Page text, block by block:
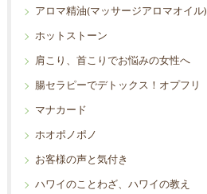
アロマ精油(マッサージアロマオイル)
ホットストーン
肩こり、首こりでお悩みの女性へ
腸セラピーでデトックス！オプフリ
マナカード
ホオポノポノ
お客様の声と気付き
ハワイのことわざ、ハワイの教え